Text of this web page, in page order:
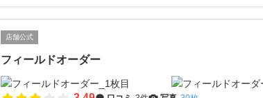
店舗公式
フィールドオーダー